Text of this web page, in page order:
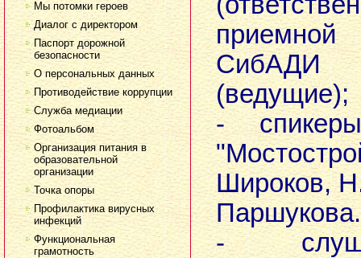
Мы потомки героев
Диалог с директором
Паспорт дорожной
безопасности
О персональных данных
Противодействие коррупции
Служба медиации
Фотоальбом
Организация питания в
образовательной
организации
Точка опоры
Профилактика вирусных
инфекций
Функциональная
грамотность
приемной
СибАДИ
(ведущие);
-
Широков,
Паршукова.
-